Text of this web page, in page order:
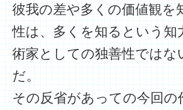
彼我の差や多くの価値観を
性は、多くを知るという
術家としての独善性では
だ。
その反省があっての今回